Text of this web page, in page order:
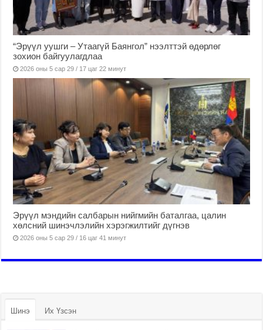
“Эрүүл уушги – Утаагүй Баянгол” нээлттэй өдөрлөг
зохион байгуулагдлаа
2026 оны 5 сар 29 / 17 цаг 22 минут
Эрүүл мэндийн салбарын нийгмийн баталгаа, цалин
хөлсний шинэчлэлийн хэрэгжилтийг дүгнэв
2026 оны 5 сар 29 / 16 цаг 41 минут
Шинэ Их Үзсэн